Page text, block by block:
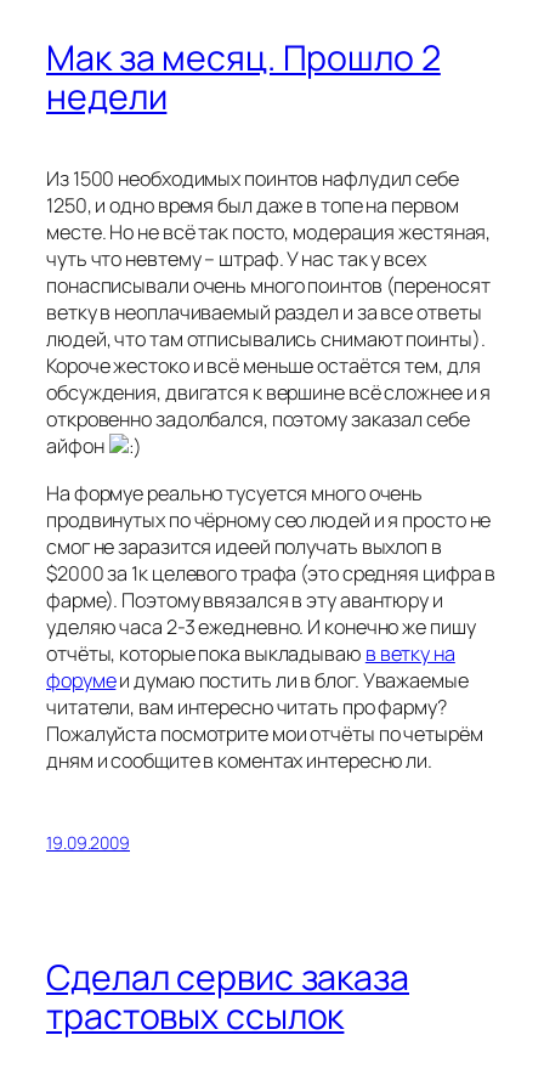
Мак за месяц. Прошло 2
недели
Из 1500 необходимых поинтов нафлудил себе
1250, и одно время был даже в топе на первом
месте. Но не всё так посто, модерация жестяная,
чуть что невтему – штраф. У нас так у всех
понасписывали очень много поинтов (переносят
ветку в неоплачиваемый раздел и за все ответы
людей, что там отписывались снимают поинты).
Короче жестоко и всё меньше остаётся тем, для
обсуждения, двигатся к вершине всё сложнее и я
откровенно задолбался, поэтому заказал себе
айфон
На формуе реально тусуется много очень
продвинутых по чёрному сео людей и я просто не
смог не заразится идеей получать выхлоп в
$2000 за 1к целевого трафа (это средняя цифра в
фарме). Поэтому ввязался в эту авантюру и
уделяю часа 2-3 ежедневно. И конечно же пишу
отчёты, которые пока выкладываю в ветку на
форумеи думаю постить ли в блог. Уважаемые
читатели, вам интересно читать про фарму?
Пожалуйста посмотрите мои отчёты по четырём
дням и сообщите в коментах интересно ли.
19.09.2009
Сделал сервис заказа
трастовых ссылок